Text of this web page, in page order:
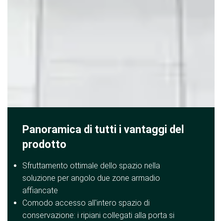
Panoramica di tutti i vantaggi del
prodotto
Sfruttamento ottimale dello spazio nella
soluzione per angolo due zone armadio
affiancate
Comodo accesso all'intero spazio di
conservazione: i ripiani collegati alla porta si